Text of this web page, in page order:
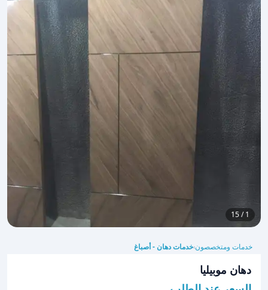
1 / 15
خدمات ومتخصصون›خدمات دهان - أصباغ
دهان موبيليا